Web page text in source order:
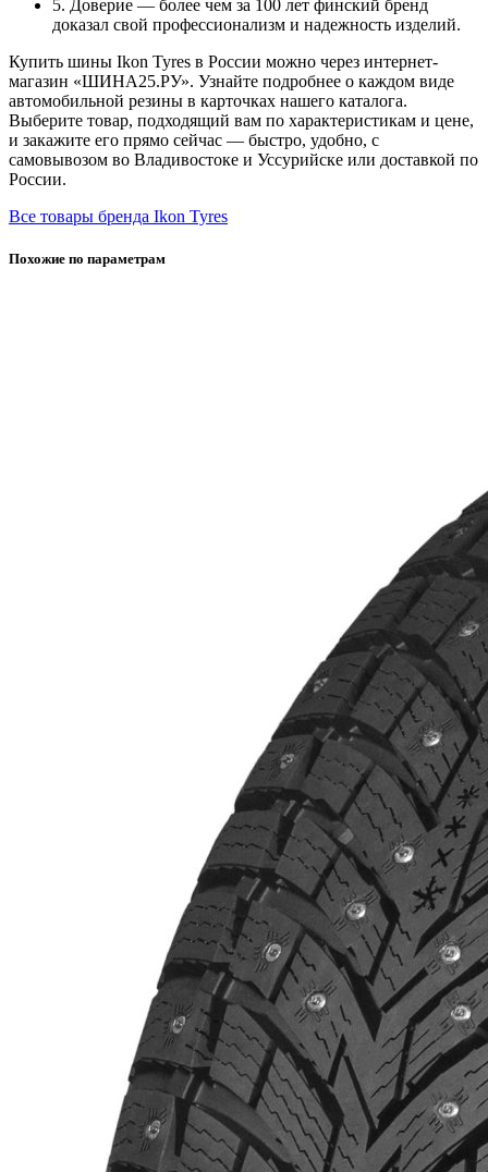
5. Доверие — более чем за 100 лет финский бренд
доказал свой профессионализм и надежность изделий.
Купить шины Ikon Tyres в России можно через интернет-
магазин «ШИНА25.РУ». Узнайте подробнее о каждом виде
автомобильной резины в карточках нашего каталога.
Выберите товар, подходящий вам по характеристикам и цене,
и закажите его прямо сейчас — быстро, удобно, с
самовывозом во Владивостоке и Уссурийске или доставкой по
России.
Все товары бренда Ikon Tyres
Похожие по параметрам